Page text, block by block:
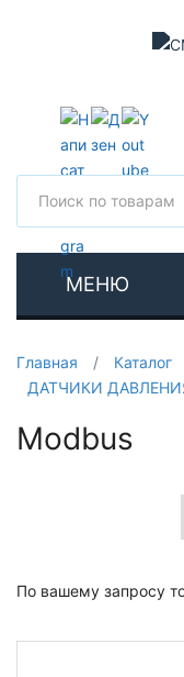
МЕНЮ
Главная / Каталог
ДАТЧИКИ
Modbus
По вашему запросу